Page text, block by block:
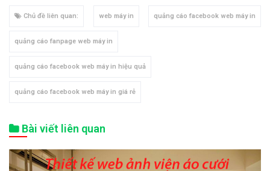
Chủ đề liên quan: web máy in quảng cáo facebook web máy in
quảng cáo fanpage web máy in
quảng cáo facebook web máy in hiệu quả
quảng cáo facebook web máy in giá rẻ
Bài viết liên quan